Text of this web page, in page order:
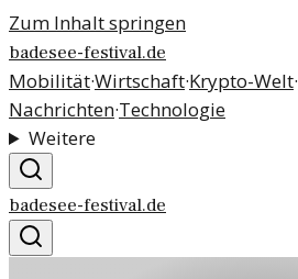
Zum Inhalt springen
badesee-festival.de
Mobilität·Wirtschaft·Krypto-Welt·
Nachrichten·Technologie
Weitere
badesee-festival.de